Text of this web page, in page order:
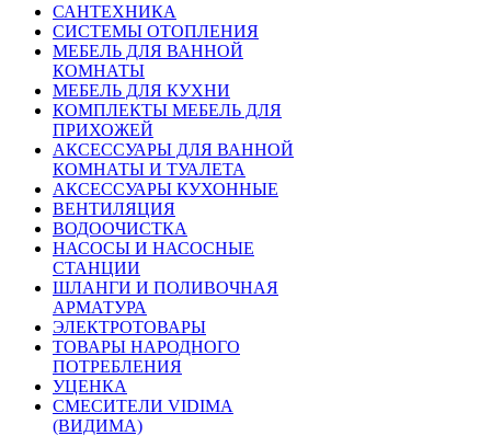
САНТЕХНИКА
СИСТЕМЫ ОТОПЛЕНИЯ
МЕБЕЛЬ ДЛЯ ВАННОЙ
КОМНАТЫ
МЕБЕЛЬ ДЛЯ КУХНИ
КОМПЛЕКТЫ МЕБЕЛЬ ДЛЯ
ПРИХОЖЕЙ
АКСЕССУАРЫ ДЛЯ ВАННОЙ
КОМНАТЫ И ТУАЛЕТА
АКСЕССУАРЫ КУХОННЫЕ
ВЕНТИЛЯЦИЯ
ВОДООЧИСТКА
НАСОСЫ И НАСОСНЫЕ
СТАНЦИИ
ШЛАНГИ И ПОЛИВОЧНАЯ
АРМАТУРА
ЭЛЕКТРОТОВАРЫ
ТОВАРЫ НАРОДНОГО
ПОТРЕБЛЕНИЯ
УЦЕНКА
СМЕСИТЕЛИ VIDIMA
(ВИДИМА)